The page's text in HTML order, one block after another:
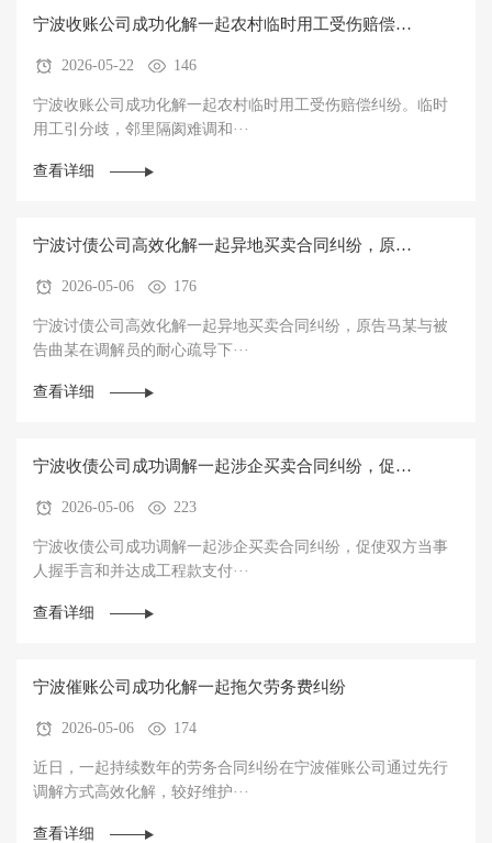
宁波收账公司成功化解一起农村临时用工受伤赔偿纠
纷 2026-05-22 146
宁波收账公司成功化解一起农村临时用工受伤赔偿纠纷。临时
用工引分歧，邻里隔阂难调和···
查看详细
宁波讨债公司高效化解一起异地买卖合同纠纷，原告
马某与被告曲某在调解员的耐心疏导下握手言和
2026-05-06 176
宁波讨债公司高效化解一起异地买卖合同纠纷，原告马某与被
告曲某在调解员的耐心疏导下···
查看详细
宁波收债公司成功调解一起涉企买卖合同纠纷，促使
双方当事人握手言和并达成工程款支付协议
2026-05-06 223
宁波收债公司成功调解一起涉企买卖合同纠纷，促使双方当事
人握手言和并达成工程款支付···
查看详细
宁波催账公司成功化解一起拖欠劳务费纠纷
2026-05-06 174
近日，一起持续数年的劳务合同纠纷在宁波催账公司通过先行
调解方式高效化解，较好维护···
查看详细